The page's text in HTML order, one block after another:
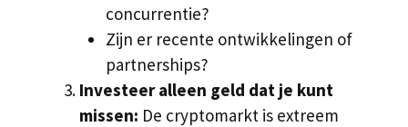
concurrentie?
Zijn er recente ontwikkelingen of
partnerships?
Investeer alleen geld dat je kunt
missen: De cryptomarkt is extreem